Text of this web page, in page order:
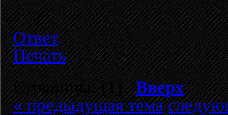
Ответ
Печать
Страницы: [1]Вверх
« предыдущая тема